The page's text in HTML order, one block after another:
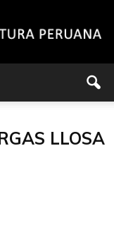
LLOSA
Mario
horario